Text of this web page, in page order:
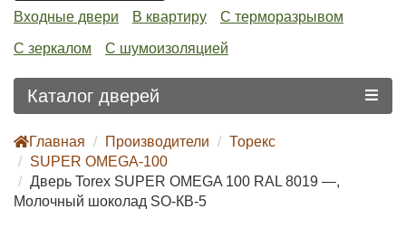
Входные двери В квартиру С терморазрывом
С зеркалом С шумоизоляцией
Каталог дверей
Главная Производители
Торекс
SUPER OMEGA-100
Дверь Torex SUPER OMEGA 100 RAL 8019 —,
Молочный шоколад SO-КВ-5